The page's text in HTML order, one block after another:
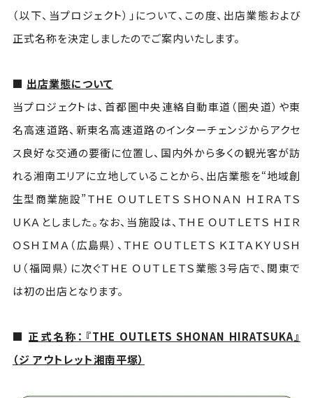
（以下、当プロジェクト）」について、この度、出店業態および
正式名称を決定しましたのでご案内いたします。
■ 出店業態について
当プロジェクトは、首都圏中央連絡自動車道（圏央道）や東
名高速道路、新東名高速道路のインターチェンジからアクセ
ス良好な交通の要衝に位置し、国内外から多くの観光客が訪
れる湘南エリアに立地していることから、出店業態を“地域創
生型商業施設”ＴＨＥ ＯＵＴＬＥＴＳ ＳＨＯＮＡＮ ＨＩＲＡＴＳ
ＵＫＡとしました。なお、当施設は、ＴＨＥ ＯＵＴＬＥＴＳ ＨＩＲ
ＯＳＨＩＭＡ（広島県）、ＴＨＥ ＯＵＴＬＥＴＳ ＫＩＴＡＫＹＵＳＨ
Ｕ（福岡県）に次ぐＴＨＥ ＯＵＴＬＥＴＳ業態３号店で、関東で
は初の出店となります。
■ 正式名称：『THE OUTLETS SHONAN HIRATSUKA』
（ジ アウトレット湘南平塚）